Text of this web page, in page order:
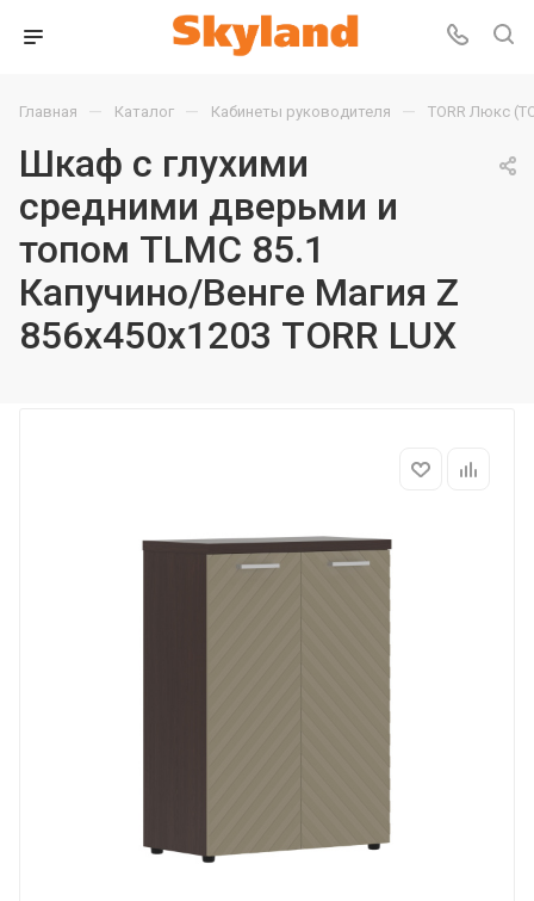
Главная — Каталог — Кабинеты руководителя — TORR Люкс
Шкаф с глухими
средними дверьми и
топом TLMC 85.1
Капучино/Венге Магия Z
856х450х1203 TORR LUX